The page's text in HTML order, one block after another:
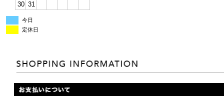
30 31
今日
定休日